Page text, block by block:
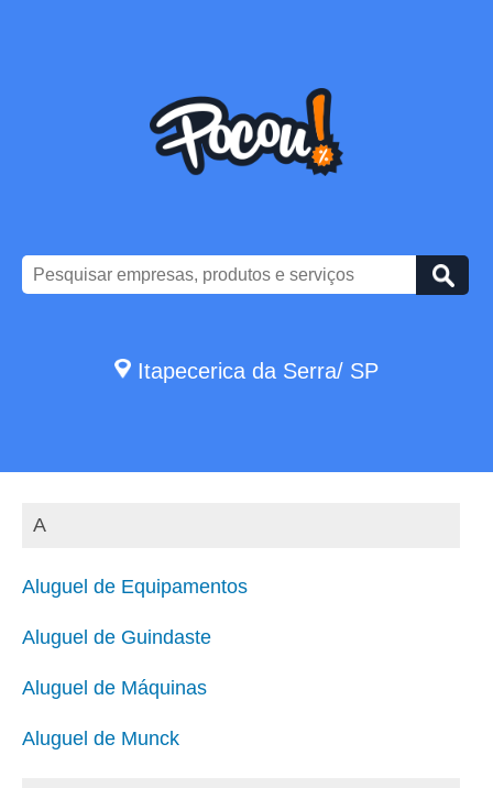
Itapecerica da Serra/ SP
A
Aluguel de Equipamentos
Aluguel de Guindaste
Aluguel de Máquinas
Aluguel de Munck